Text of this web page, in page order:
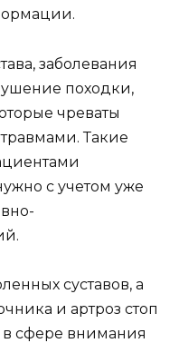
заболевания
походки,
чреваты
Такие
с учетом уже
суставов, а
и артроз стоп
в сфере внимания